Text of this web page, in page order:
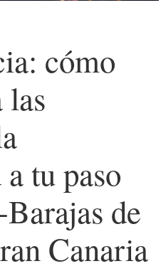
cómo
tu paso
de
Canaria